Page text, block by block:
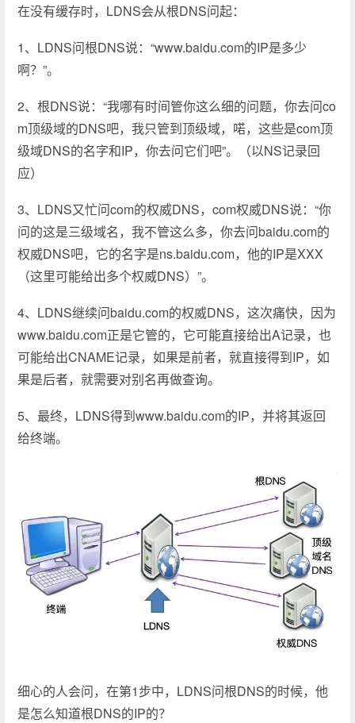
在没有缓存时，LDNS会从根DNS问起：
1、LDNS问根DNS说：“www.baidu.com的IP是多少
啊？”。
2、根DNS说：“我哪有时间管你这么细的问题，你去问co
m顶级域的DNS吧，我只管到顶级域，喏，这些是com顶
级域DNS的名字和IP，你去问它们吧”。（以NS记录回
应）
3、LDNS又忙问com的权威DNS，com权威DNS说：“你
问的这是三级域名，我不管这么多，你去问baidu.com的
权威DNS吧，它的名字是ns.baidu.com，他的IP是XXX
（这里可能给出多个权威DNS）”。
4、LDNS继续问baidu.com的权威DNS，这次痛快，因为
www.baidu.com正是它管的，它可能直接给出A记录，也
可能给出CNAME记录，如果是前者，就直接得到IP，如
果是后者，就需要对别名再做查询。
5、最终，LDNS得到www.baidu.com的IP，并将其返回
给终端。
细心的人会问，在第1步中，LDNS问根DNS的时候，他
是怎么知道根DNS的IP的？